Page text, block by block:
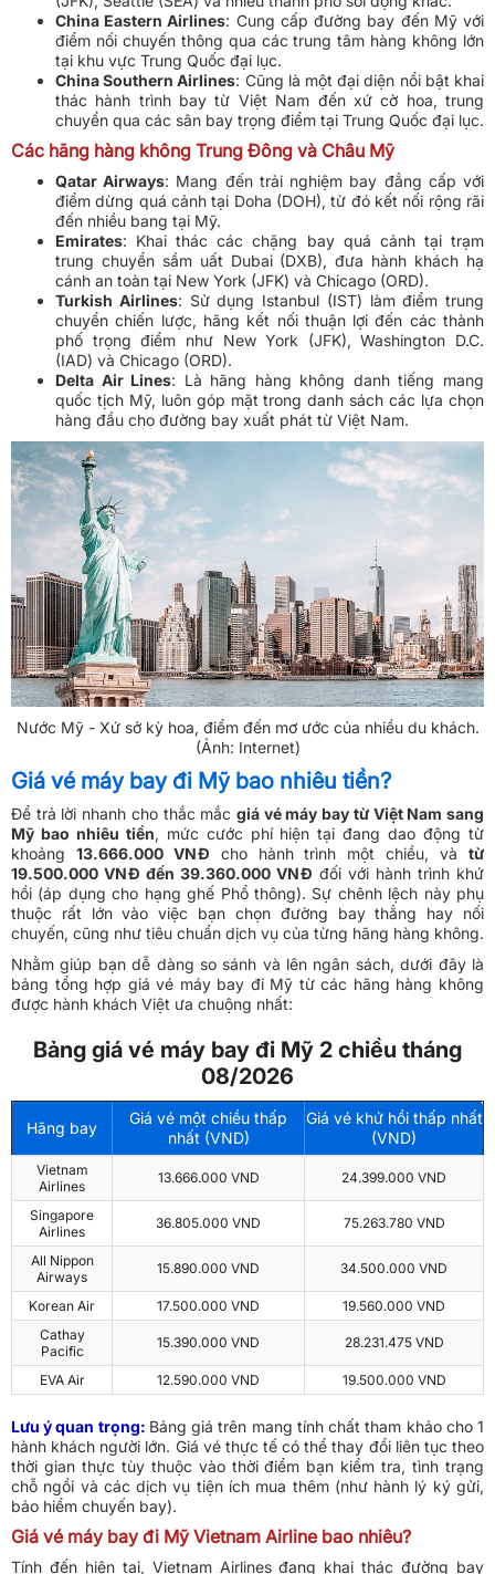
China Eastern Airlines: Cung cấp đường bay đến Mỹ với
điểm nối chuyến thông qua các trung tâm hàng không lớn
tại khu vực Trung Quốc đại lục.
China Southern Airlines: Cũng là một đại diện nổi bật khai
thác hành trình bay từ Việt Nam đến xứ cờ hoa, trung
chuyển qua các sân bay trọng điểm tại Trung Quốc đại lục.
Các hãng hàng không Trung Đông và Châu Mỹ
Qatar Airways: Mang đến trải nghiệm bay đẳng cấp với
điểm dừng quá cảnh tại Doha (DOH), từ đó kết nối rộng rãi
đến nhiều bang tại Mỹ.
Emirates: Khai thác các chặng bay quá cảnh tại trạm
trung chuyển sầm uất Dubai (DXB), đưa hành khách hạ
cánh an toàn tại New York (JFK) và Chicago (ORD).
Turkish Airlines: Sử dụng Istanbul (IST) làm điểm trung
chuyển chiến lược, hãng kết nối thuận lợi đến các thành
phố trọng điểm như New York (JFK), Washington D.C.
(IAD) và Chicago (ORD).
Delta Air Lines: Là hãng hàng không danh tiếng mang
quốc tịch Mỹ, luôn góp mặt trong danh sách các lựa chọn
hàng đầu cho đường bay xuất phát từ Việt Nam.
Nước Mỹ - Xứ sở kỳ hoa, điểm đến mơ ước của nhiều du khách.
(Ảnh: Internet)
Giá vé máy bay đi Mỹ bao nhiêu tiền?
Để trả lời nhanh cho thắc mắc giá vé máy bay từ Việt Nam sang
Mỹ bao nhiêu tiền, mức cước phí hiện tại đang dao động từ
khoảng 13.666.000 VNĐ cho hành trình một chiều, vàtừ
19.500.000 VNĐ đến 39.360.000 VNĐ đối với hành trình khứ
hồi (áp dụng cho hạng ghế Phổ thông). Sự chênh lệch này phụ
thuộc rất lớn vào việc bạn chọn đường bay thẳng hay nối
chuyến, cũng như tiêu chuẩn dịch vụ của từng hãng hàng không.
Nhằm giúp bạn dễ dàng so sánh và lên ngân sách, dưới đây là
bảng tổng hợp giá vé máy bay đi Mỹ từ các hãng hàng không
được hành khách Việt ưa chuộng nhất:
Bảng giá vé máy bay đi Mỹ 2 chiều tháng
08/2026
Hãng bay
Giá vé một chiều thấp
nhất (VND)
Giá vé khứ hồi thấp nhất
(VND)
Vietnam
Airlines
13.666.000 VND 24.399.000 VND
Singapore
Airlines
36.805.000 VND 75.263.780 VND
All Nippon
Airways
15.890.000 VND 34.500.000 VND
Korean Air 17.500.000 VND
19.560.000 VND
Cathay
Pacific
15.390.000 VND 28.231.475 VND
EVA Air 12.590.000 VND 19.500.000 VND
Lưu ý quan trọng: Bảng giá trên mang tính chất tham khảo cho 1
hành khách người lớn. Giá vé thực tế có thể thay đổi liên tục theo
thời gian thực tùy thuộc vào thời điểm bạn kiểm tra, tình trạng
chỗ ngồi và các dịch vụ tiện ích mua thêm (như hành lý ký gửi,
bảo hiểm chuyến bay).
Giá vé máy bay đi Mỹ Vietnam Airline bao nhiêu?
Tính đến hiện tại, Vietnam Airlines đang khai thác đường bay